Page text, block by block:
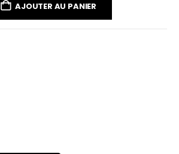
AJOUTER AU PANIER